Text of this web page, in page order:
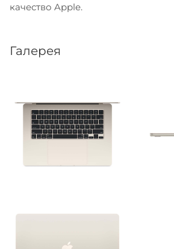
качество Apple.
Галерея